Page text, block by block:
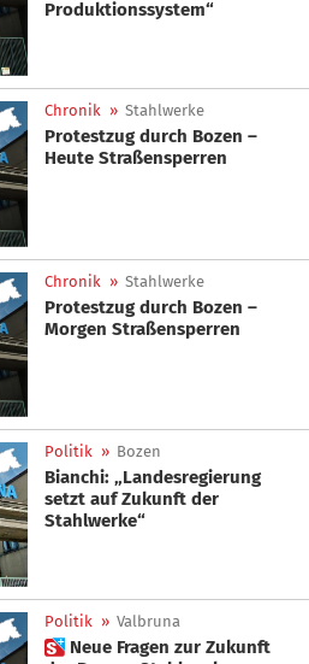
Produktionssystem“
Chronik » Stahlwerke
Protestzug durch Bozen –
Heute Straßensperren
Chronik » Stahlwerke
Protestzug durch Bozen –
Morgen Straßensperren
Politik » Bozen
Bianchi: „Landesregierung
setzt auf Zukunft der
Stahlwerke“
Politik » Valbruna
 Neue Fragen zur Zukunft